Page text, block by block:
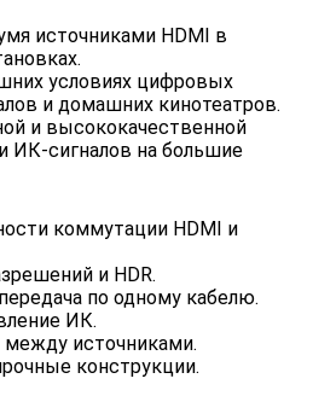
источниками HDMI в
условиях цифровых
и домашних кинотеатров.
и высококачественной
ИК-сигналов на большие
коммутации HDMI и
и HDR.
по одному кабелю.
ИК.
источниками.
конструкции.